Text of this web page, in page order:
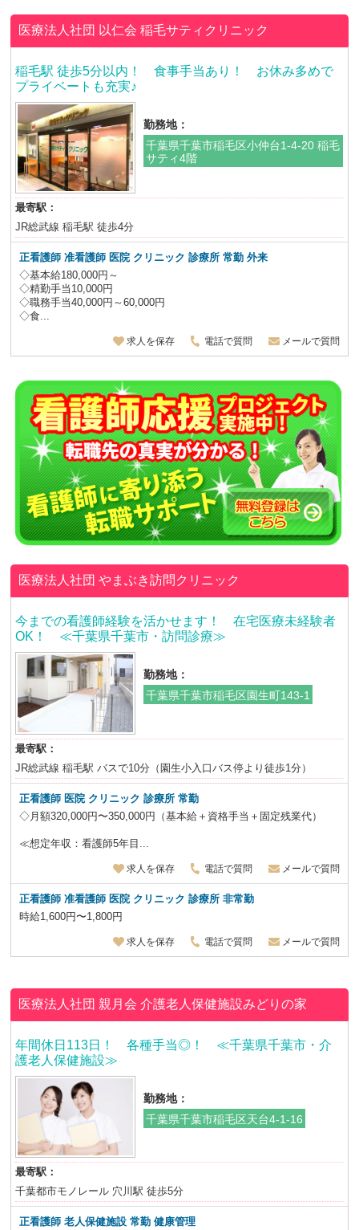
医療法人社団 以仁会稲毛サティクリニック
稲毛駅 徒歩5分以内！ 食事手当あり！ お休み多めで
プライベートも充実♪
勤務地：
千葉県千葉市稲毛区小仲台1-4-20 稲毛
サティ4階
最寄駅：
JR総武線 稲毛駅 徒歩4分
正看護師 准看護師 医院 クリニック 診療所 常勤 外来
◇基本給180,000円～
◇精勤手当10,000円
◇職務手当40,000円～60,000円
◇食...
求人を保存 電話で質問 メールで質問
医療法人社団やまぶき訪問クリニック
今までの看護師経験を活かせます！ 在宅医療未経験者
OK！ ≪千葉県千葉市・訪問診療≫
勤務地：
千葉県千葉市稲毛区園生町143-1
最寄駅：
JR総武線 稲毛駅 バスで10分（園生小入口バス停より徒歩1分）
正看護師 医院 クリニック 診療所 常勤
◇月額320,000円〜350,000円（基本給＋資格手当＋固定残業代）
≪想定年収：看護師5年目...
求人を保存 電話で質問 メールで質問
正看護師 准看護師 医院 クリニック 診療所 非常勤
時給1,600円〜1,800円
求人を保存 電話で質問 メールで質問
医療法人社団 親月会介護老人保健施設みどりの家
年間休日113日！ 各種手当◎！ ≪千葉県千葉市・介
護老人保健施設≫
勤務地：
千葉県千葉市稲毛区天台4-1-16
最寄駅：
千葉都市モノレール 穴川駅 徒歩5分
正看護師 老人保健施設常勤 健康管理